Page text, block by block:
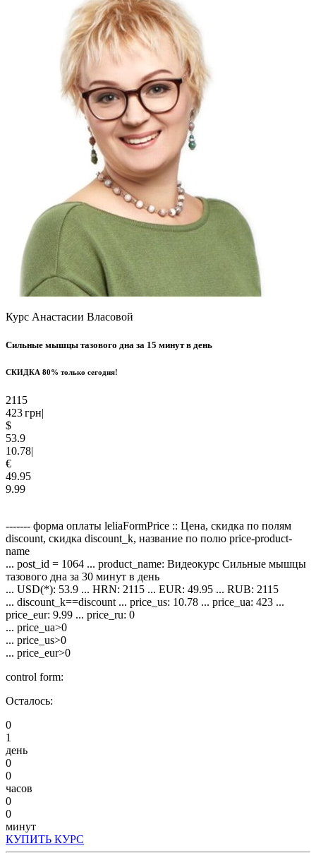
Курс Анастасии Власовой
Сильные мышцы тазового дна за 15 минут в день
СКИДКА 80% только сегодня!
2115
423грн
$
53.9
10.78
€
49.95
9.99
------- форма оплаты leliaFormPrice :: Цена, скидка по полям
discount, скидка discount_k, название по полю price-product-
name
... post_id = 1064 ... product_name: Видеокурс Сильные мышцы
тазового дна за 30 минут в день
... USD(*): 53.9 ... HRN: 2115 ... EUR: 49.95 ... RUB: 2115
... discount_k==discount ... price_us: 10.78 ... price_ua: 423 ...
price_eur: 9.99 ... price_ru: 0
... price_ua>0
... price_us>0
... price_eur>0
control form:
Осталось:
0
1
день
0
0
часов
0
0
минут
КУПИТЬ КУРС